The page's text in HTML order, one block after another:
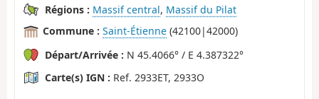
Régions : Massif central, Massif du Pilat
Commune : Saint-Étienne (42100|42000)
Départ/Arrivée : N 45.4066° / E 4.387322°
Carte(s) IGN : Ref. 2933ET, 2933O